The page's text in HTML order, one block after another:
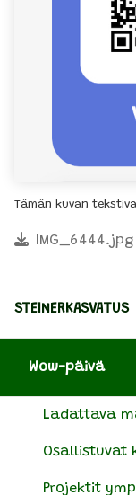
Tämän kuvan
STEINERKASVATUS
Wow-päivä
Ladattava
Osallistuvat
Projektit